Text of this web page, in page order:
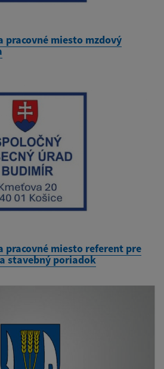
pracovné miesto mzdový
pracovné miesto referent pre
stavebný poriadok